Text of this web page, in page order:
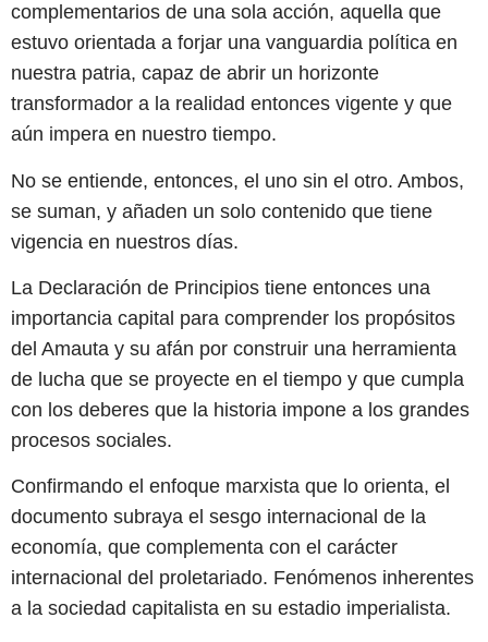
complementarios de una sola acción, aquella que
estuvo orientada a forjar una vanguardia política en
nuestra patria, capaz de abrir un horizonte
transformador a la realidad entonces vigente y que
aún impera en nuestro tiempo.
No se entiende, entonces, el uno sin el otro. Ambos,
se suman, y añaden un solo contenido que tiene
vigencia en nuestros días.
La Declaración de Principios tiene entonces una
importancia capital para comprender los propósitos
del Amauta y su afán por construir una herramienta
de lucha que se proyecte en el tiempo y que cumpla
con los deberes que la historia impone a los grandes
procesos sociales.
Confirmando el enfoque marxista que lo orienta, el
documento subraya el sesgo internacional de la
economía, que complementa con el carácter
internacional del proletariado. Fenómenos inherentes
a la sociedad capitalista en su estadio imperialista.